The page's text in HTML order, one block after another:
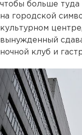
чтобы больше туда
на городской
культурном
вынужденный
ночной клуб и